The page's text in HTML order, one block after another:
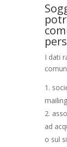
I dati
ad
o sul